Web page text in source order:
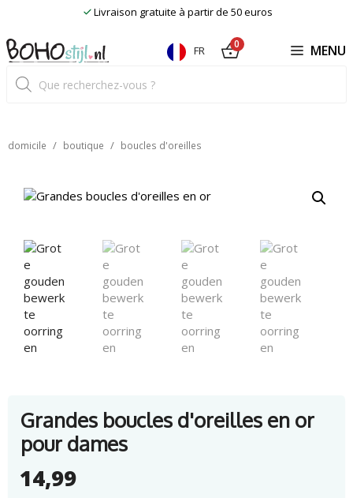
content
Livraison gratuite à partir de 50 euros
de
produits
FR 0 MENU
domicile / boutique / boucles d'oreilles
Grandes boucles d'oreilles en or
pour dames
14,99